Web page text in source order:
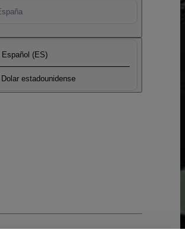
Español (ES)
Dolar estadounidense